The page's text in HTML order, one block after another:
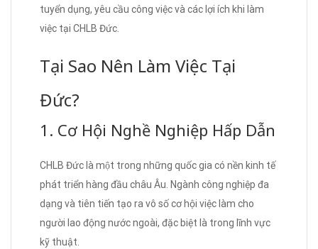
tuyển dụng, yêu cầu công việc và các lợi ích khi làm
việc tại CHLB Đức.
Tại Sao Nên Làm Việc Tại
Đức?
1. Cơ Hội Nghề Nghiệp Hấp Dẫn
CHLB Đức là một trong những quốc gia có nền kinh tế
phát triển hàng đầu châu Âu. Ngành công nghiệp đa
dạng và tiên tiến tạo ra vô số cơ hội việc làm cho
người lao động nước ngoài, đặc biệt là trong lĩnh vực
kỹ thuật.